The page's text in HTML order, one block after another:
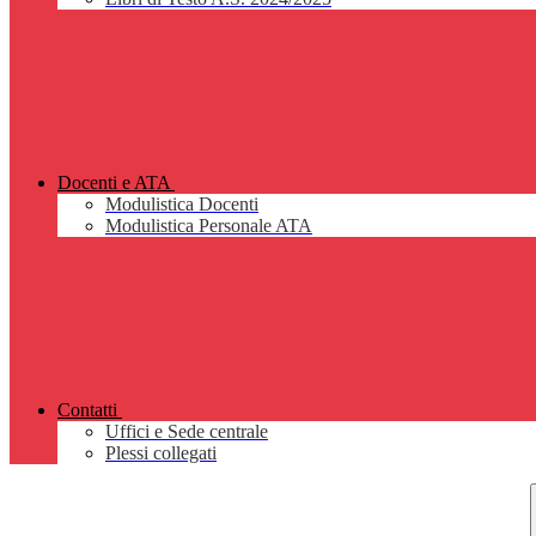
Docenti e ATA
Modulistica Docenti
Modulistica Personale ATA
Contatti
Uffici e Sede centrale
Plessi collegati